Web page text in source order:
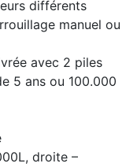
différents
manuel ou
avec 2 piles
5 ans ou 100.000
droite –